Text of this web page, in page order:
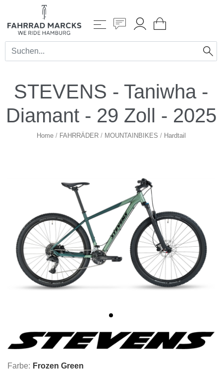
STEVENS - Taniwha -
Diamant - 29 Zoll - 2025
Home/ FAHRRÄDER/ MOUNTAINBIKES / Hardtail
Farbe: Frozen Green